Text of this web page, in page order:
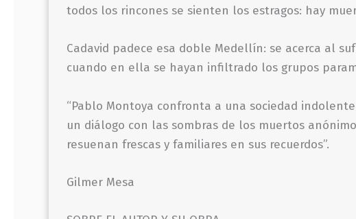
todos los rincones se sienten los estragos: hay
Cadavid padece esa doble Medellín: se acerca al
cuando en ella se hayan infiltrado los grupos
“Pablo Montoya confronta a una sociedad
un diálogo con las sombras de los muertos
resuenan frescas y familiares en sus recuerdos”.
Gilmer Mesa